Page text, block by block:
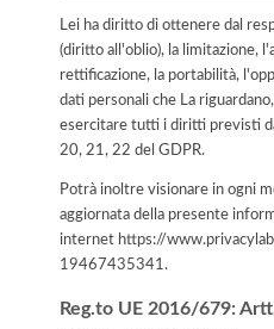
Lei ha diritto di ottenere dal
(diritto all'oblio), la limitazione,
rettificazione, la portabilità,
dati personali che La
esercitare tutti i diritti previsti
20, 21, 22 del GDPR.
Potrà inoltre visionare in ogni
aggiornata della presente
internet https://
19467435341 .
Reg.to UE 2016/679: